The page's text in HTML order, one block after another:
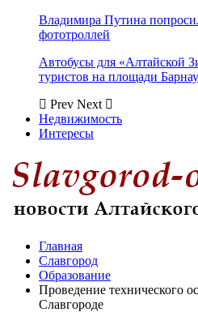
Владимира Путина
фототроллей
Автобусы для «Алтайской
туристов на площади
Prev Next
Недвижимость
Интересы
Главная
Славгород
Образование
Проведение технического
Славгороде